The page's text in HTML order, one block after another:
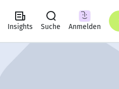
Insights Suche Anmelden